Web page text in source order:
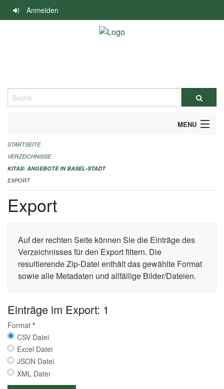
Navigation
überspringen
Anmelden
Suche
MENU
ALLGEMEINE INFORMATIONEN
IMPRESSUM
STARTSEITE
VERZEICHNISSE
KITAS: ANGEBOTE IN BASEL-STADT
EXPORT
Export
Auf der rechten Seite können Sie die Einträge des
Verzeichnisses für den Export filtern. Die
resultierende Zip-Datei enthält das gewählte Format
sowie alle Metadaten und allfällige Bilder/Dateien.
Einträge im Export: 1
Format *
CSV Datei
Excel Datei
JSON Datei
XML Datei